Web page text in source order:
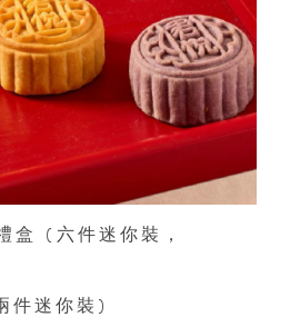
盒 (六件迷你裝，
件迷你裝)